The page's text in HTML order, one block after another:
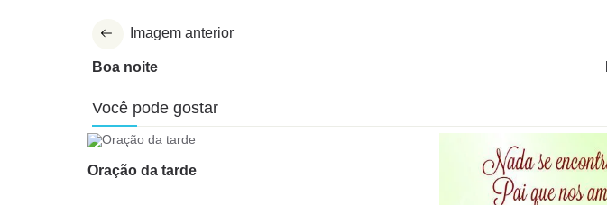
Imagem anterior
Boa noite
Você pode gostar
Oração da tarde